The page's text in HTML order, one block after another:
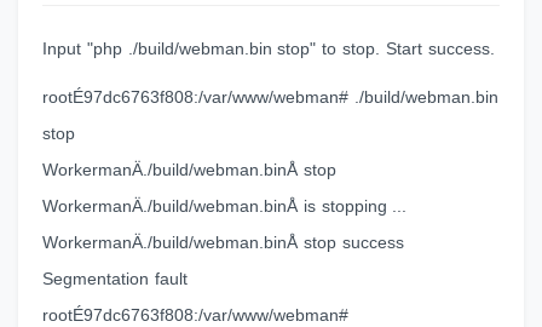
Input "php ./build/webman.bin stop" to stop. Start success.
rootÉ97dc6763f808:/var/www/webman# ./build/webman.bin
stop
WorkermanÄ./build/webman.binÅ stop
WorkermanÄ./build/webman.binÅ is stopping ...
WorkermanÄ./build/webman.binÅ stop success
Segmentation fault
rootÉ97dc6763f808:/var/www/webman#